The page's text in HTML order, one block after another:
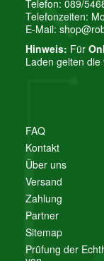
FAQ
Kontakt
Über uns
Versand
Zahlung
Partner
Sitemap
Prüfung der
Telefon: 089/
Telefonzeiten:
E-Mail:
Hinweis: Für
Laden gelten